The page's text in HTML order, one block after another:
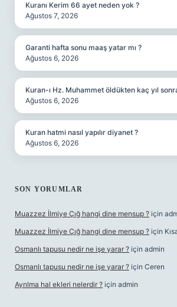
Kuranı Kerim 66 ayet neden yok ?
Ağustos 7, 2026
Garanti hafta sonu maaş yatar mı ?
Ağustos 6, 2026
Kuran-ı Hz. Muhammet öldükten kaç yıl
Ağustos 6, 2026
Kuran hatmi nasıl yapılır diyanet ?
Ağustos 6, 2026
SON YORUMLAR
Muazzez İlmiye Çığ hangi dine mensup ? için
Muazzez İlmiye Çığ hangi dine mensup ? için
Osmanlı tapusu nedir ne işe yarar ? için admin
Osmanlı tapusu nedir ne işe yarar ? için Ceren
Ayrılma hal ekleri nelerdir ? için admin